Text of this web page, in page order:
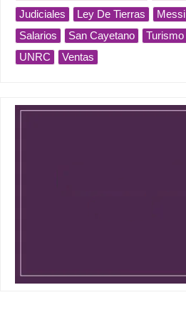
Judiciales
Ley De Tierras Messi
Salarios
San Cayetano Turismo
UNRC
Ventas